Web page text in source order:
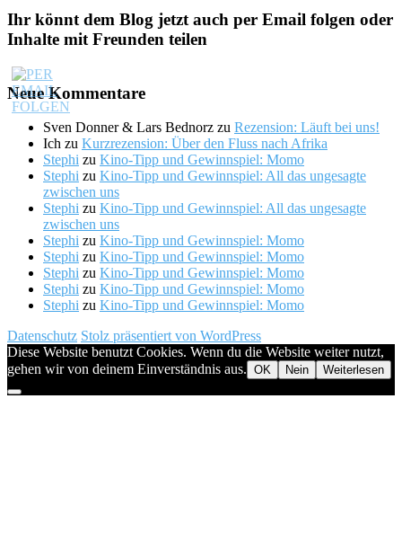
Ihr könnt dem Blog jetzt auch per Email folgen oder
Inhalte mit Freunden teilen
Neue Kommentare
Sven Donner & Lars Bednorz zu Rezension: Läuft bei uns!
Ich zu Kurzrezension: Über den Fluss nach Afrika
Stephi zu Kino-Tipp und Gewinnspiel: Momo
Stephi zu Kino-Tipp und Gewinnspiel: All das ungesagte
zwischen uns
Stephi zu Kino-Tipp und Gewinnspiel: All das ungesagte
zwischen uns
Stephi zu Kino-Tipp und Gewinnspiel: Momo
Stephi zu Kino-Tipp und Gewinnspiel: Momo
Stephi zu Kino-Tipp und Gewinnspiel: Momo
Stephi zu Kino-Tipp und Gewinnspiel: Momo
Stephi zu Kino-Tipp und Gewinnspiel: Momo
Datenschutz Stolz präsentiert von WordPress
Diese Website benutzt Cookies. Wenn du die Website weiter nutzt,
gehen wir von deinem Einverständnis aus. OK Nein Weiterlesen